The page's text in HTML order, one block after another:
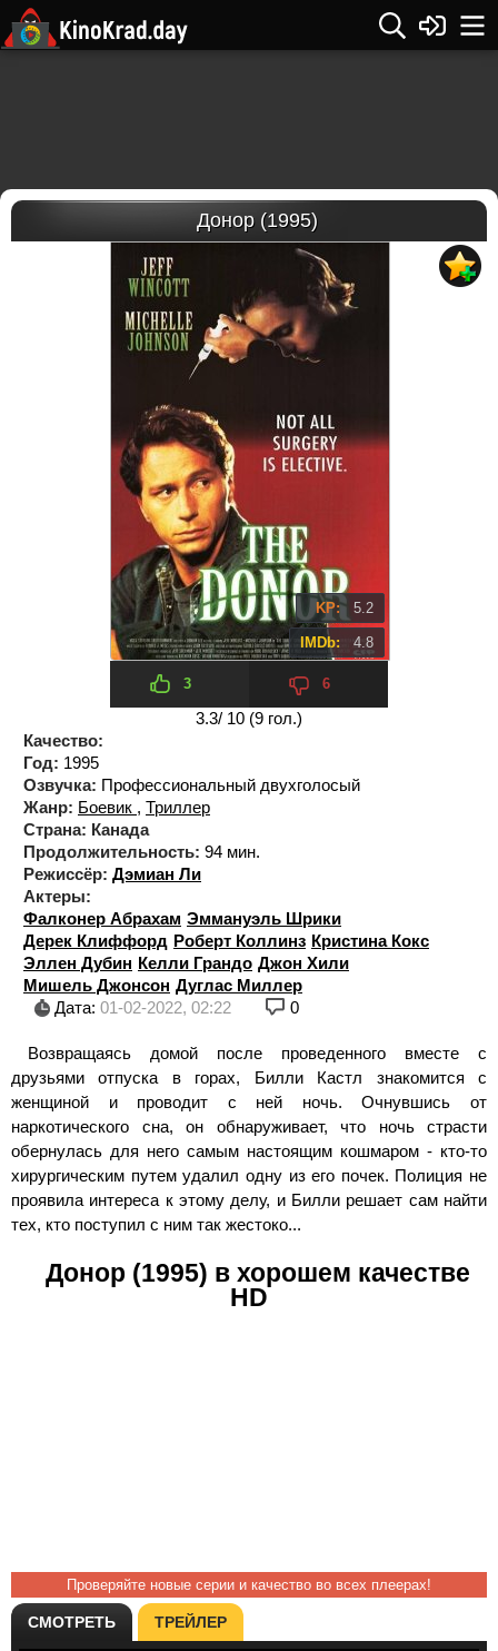
Донор (1995)
KP: 5.2
IMDb: 4.8
3 6
3.3/ 10 (9 гол.)
Качество:
Год: 1995
Озвучка: Профессиональный двухголосый
Жанр: Боевик , Триллер
Страна: Канада
Продолжительность: 94 мин.
Режиссёр: Дэмиан Ли
Актеры:
Фалконер Абрахам Эммануэль Шрики
Дерек Клиффорд Роберт Коллинз Кристина Кокс
Эллен Дубин Келли Грандо Джон Хили
Мишель Джонсон Дуглас Миллер
Дата: 01-02-2022, 02:22 0
Возвращаясь домой после проведенного вместе с
друзьями отпуска в горах, Билли Кастл знакомится с
женщиной и проводит с ней ночь. Очнувшись от
наркотического сна, он обнаруживает, что ночь страсти
обернулась для него самым настоящим кошмаром - кто-то
хирургическим путем удалил одну из его почек. Полиция не
проявила интереса к этому делу, и Билли решает сам найти
тех, кто поступил с ним так жестоко...
Донор (1995) в хорошем качестве
HD
Проверяйте новые серии и качество во всех плеерах!
СМОТРЕТЬ ТРЕЙЛЕР